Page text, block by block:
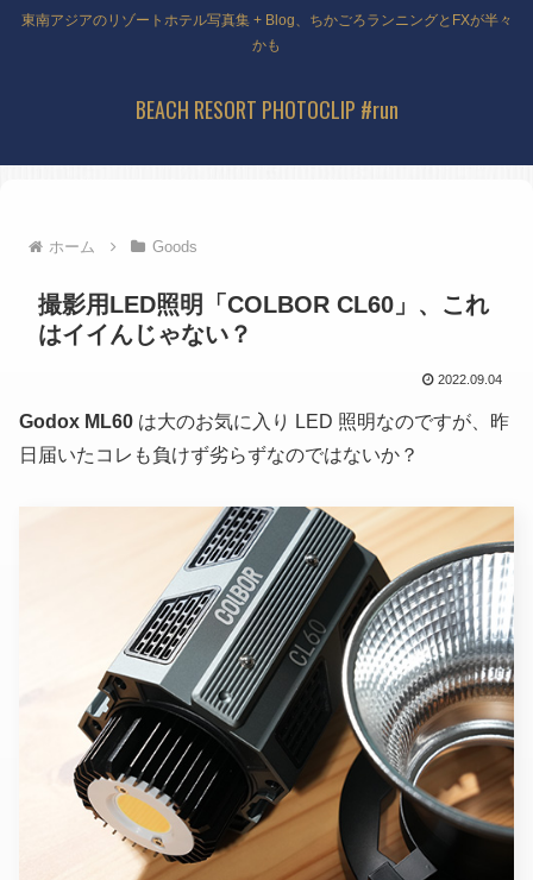
東南アジアのリゾートホテル写真集 + Blog、ちかごろランニングとFXが半々
かも
BEACH RESORT PHOTOCLIP #run
ホーム Goods
撮影用LED照明「COLBOR CL60」、これ
はイイんじゃない？
2022.09.04
Godox ML60 は大のお気に入り LED 照明なのですが、昨
日届いたコレも負けず劣らずなのではないか？